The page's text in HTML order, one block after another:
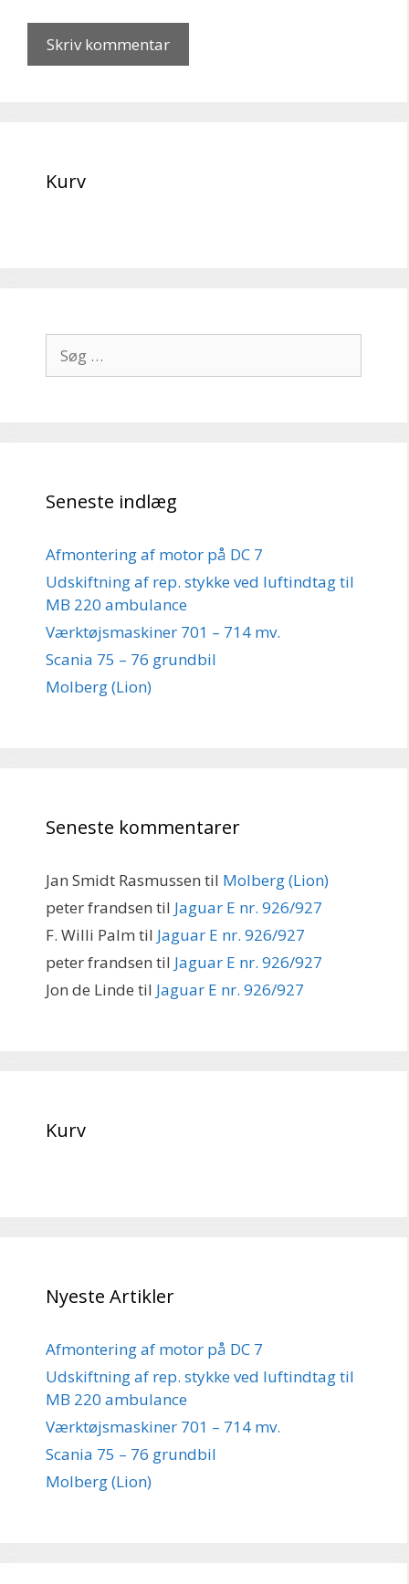
Kurv
efter:
Seneste indlæg
Afmontering af motor på DC 7
Udskiftning af rep. stykke ved luftindtag til
MB 220 ambulance
Værktøjsmaskiner 701 – 714 mv.
Scania 75 – 76 grundbil
Molberg (Lion)
Seneste kommentarer
Jan Smidt Rasmussen til Molberg (Lion)
peter frandsen til Jaguar E nr. 926/927
F. Willi Palm til Jaguar E nr. 926/927
peter frandsen til Jaguar E nr. 926/927
Jon de Linde til Jaguar E nr. 926/927
Kurv
Nyeste Artikler
Afmontering af motor på DC 7
Udskiftning af rep. stykke ved luftindtag til
MB 220 ambulance
Værktøjsmaskiner 701 – 714 mv.
Scania 75 – 76 grundbil
Molberg (Lion)